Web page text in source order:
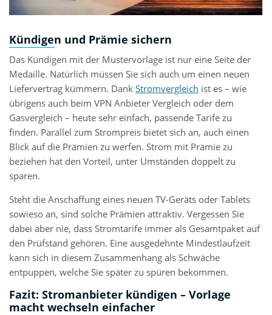
Kündigen und Prämie sichern
Das Kündigen mit der Mustervorlage ist nur eine Seite der
Medaille. Natürlich müssen Sie sich auch um einen neuen
Liefervertrag kümmern. Dank Stromvergleich ist es – wie
übrigens auch beim VPN Anbieter Vergleich oder dem
Gasvergleich – heute sehr einfach, passende Tarife zu
finden. Parallel zum Strompreis bietet sich an, auch einen
Blick auf die Prämien zu werfen. Strom mit Prämie zu
beziehen hat den Vorteil, unter Umständen doppelt zu
sparen.
Steht die Anschaffung eines neuen TV-Geräts oder Tablets
sowieso an, sind solche Prämien attraktiv. Vergessen Sie
dabei aber nie, dass Stromtarife immer als Gesamtpaket auf
den Prüfstand gehören. Eine ausgedehnte Mindestlaufzeit
kann sich in diesem Zusammenhang als Schwäche
entpuppen, welche Sie später zu spüren bekommen.
Fazit: Stromanbieter kündigen – Vorlage
macht wechseln einfacher